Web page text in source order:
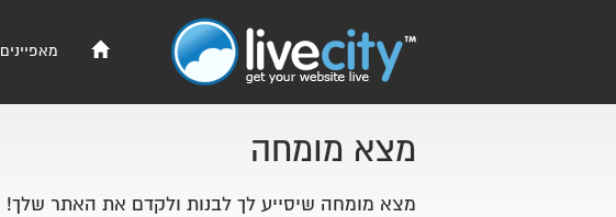
מאפיינים
מצא מומחה
מצא מומחה שיסייע לך לבנות ולקדם את האתר שלך!